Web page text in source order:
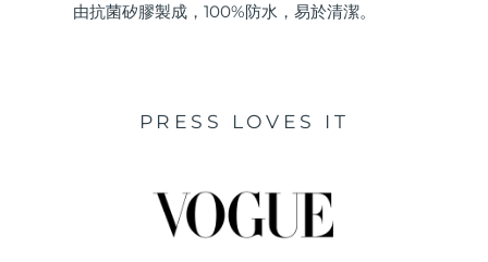
由抗菌矽膠製成，100%防水，易於清潔。
PRESS LOVES IT